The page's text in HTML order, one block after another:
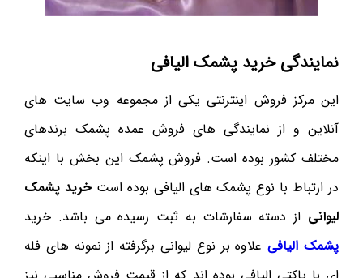
نمایندگی خرید پشمک الیافی
این مرکز فروش اینترنتی یکی از مجموعه وب سایت های
آنلاین و از نمایندگی های فروش عمده پشمک برندهای
مختلف کشور بوده است. فروش پشمک این بخش با اینکه
در ارتباط با نوع پشمک های الیافی بوده استخرید پشمک
لیوانی از دسته سفارشات به ثبت رسیده می باشد. خرید
پشمک الیافیعلاوه بر نوع لیوانی برگرفته از نمونه های فله